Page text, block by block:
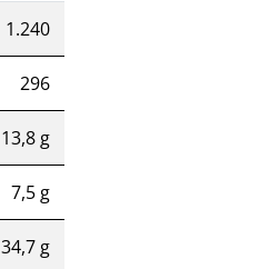
1.240
296
13,8 g
7,5 g
34,7 g